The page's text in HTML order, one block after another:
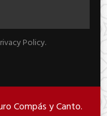
Policy.
Compás y Canto.